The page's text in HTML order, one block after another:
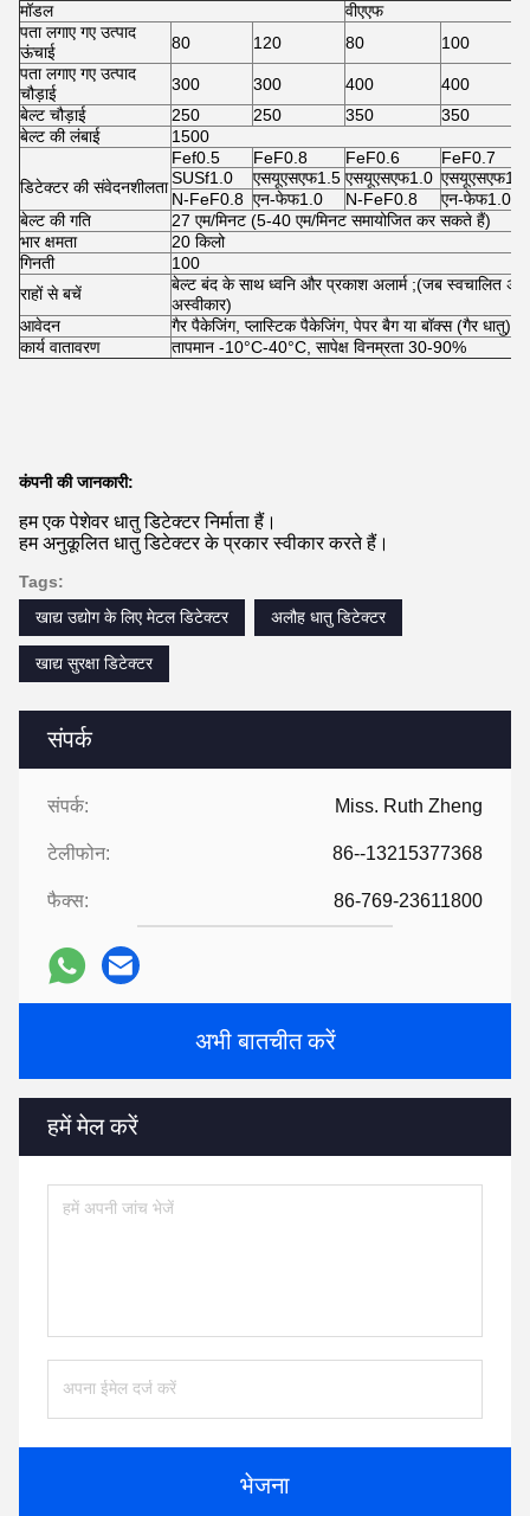
संपर्क
संपर्क: Miss. Ruth Zheng
टेलीफोन: 86--13215377368
फैक्स: 86-769-23611800
अभी बातचीत करें
हमें मेल करें
भेजना
मॉडल
वीएएफ
पता लगाए गए उत्पाद
ऊंचाई
80 120 80
100
पता लगाए गए उत्पाद
चौड़ाई
300 300 400
400
बेल्ट चौड़ाई
250 250 350
350
बेल्ट की लंबाई
1500
डिटेक्टर की संवेदनशीलता
Fef0.5 FeF0.8 FeF0.6
FeF0.7
SUSf1.0
एसयूएसएफ1.5 एसयूएसएफ1.0 एसयूएसएफ1.2
N-FeF0.8 एन-फेफ1.0 N-FeF0.8
एन-फेफ1.0
बेल्ट की गति
27 एम/मिनट (5-40 एम/मिनट समायोजित कर सकते हैं)
भार क्षमता
20 किलो
गिनती
100
राहों से बचें
बेल्ट बंद के साथ ध्वनि और प्रकाश अलार्म ;(जब स्वचालित
अस्वीकार)
आवेदन
गैर पैकेजिंग, प्लास्टिक पैकेजिंग, पेपर बैग या बॉक्स (गैर धातु)
कार्य वातावरण
तापमान -10°C-40°C, सापेक्ष विनम्रता 30-90%
कंपनी की जानकारी:
हम एक पेशेवर धातु डिटेक्टर निर्माता हैं।
हम अनुकूलित धातु डिटेक्टर के प्रकार स्वीकार करते हैं।
Tags:
खाद्य उद्योग के लिए मेटल डिटेक्टर
अलौह धातु डिटेक्टर
खाद्य सुरक्षा डिटेक्टर